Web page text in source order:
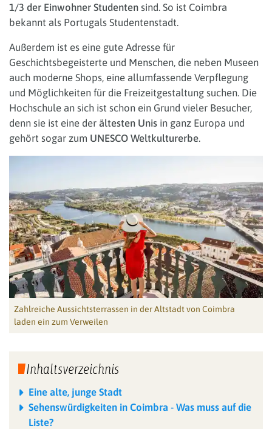
1/3 der Einwohner Studenten sind. So ist Coimbra
bekannt als Portugals Studentenstadt.
Außerdem ist es eine gute Adresse für
Geschichtsbegeisterte und Menschen, die neben Museen
auch moderne Shops, eine allumfassende Verpflegung
und Möglichkeiten für die Freizeitgestaltung suchen. Die
Hochschule an sich ist schon ein Grund vieler Besucher,
denn sie ist eine der ältesten Unis in ganz Europa und
gehört sogar zum UNESCO Weltkulturerbe.
Zahlreiche Aussichtsterrassen in der Altstadt von Coimbra
laden ein zum Verweilen
Inhaltsverzeichnis
Eine alte, junge Stadt
Sehenswürdigkeiten in Coimbra - Was muss auf die
Liste?